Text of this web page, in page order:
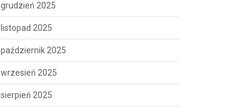
grudzień 2025
listopad 2025
październik 2025
wrzesień 2025
sierpień 2025